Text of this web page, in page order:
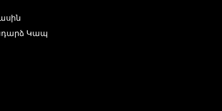
Կապ